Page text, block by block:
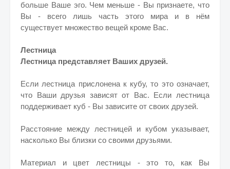
больше Ваше эго. Чем меньше - Вы признаете, что
Вы - всего лишь часть этого мира и в нём
существует множество вещей кроме Вас.
Лестница
Лестница представляет Ваших друзей.
Если лестница прислонена к кубу, то это означает,
что Ваши друзья зависят от Вас. Если лестница
поддерживает куб - Вы зависите от своих друзей.
Расстояние между лестницей и кубом указывает,
насколько Вы близки со своими друзьями.
Материал и цвет лестницы - это то, как Вы